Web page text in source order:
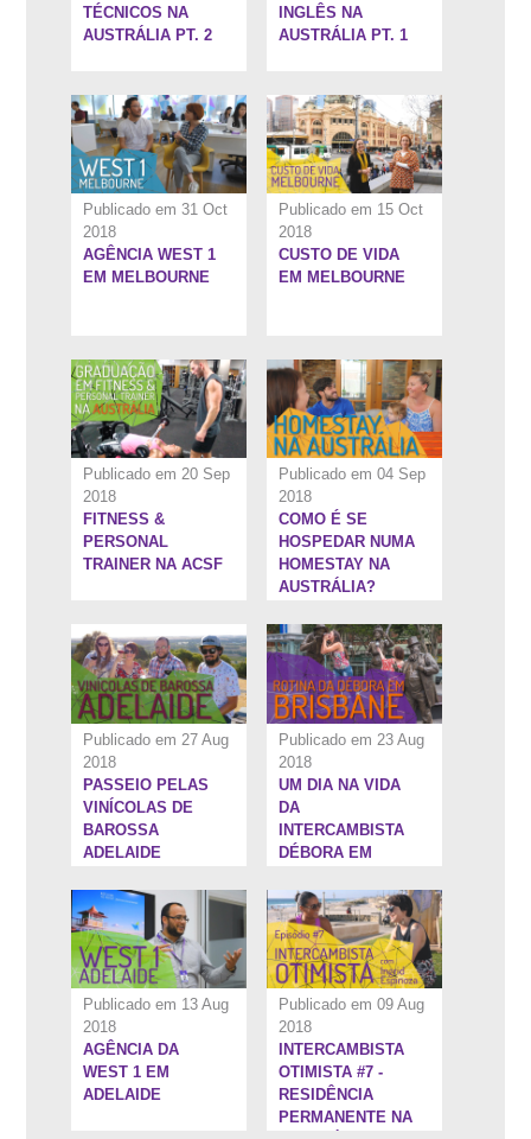
TÉCNICOS NA
AUSTRÁLIA PT. 2
INGLÊS NA
AUSTRÁLIA PT. 1
Publicado em 31 Oct
2018
AGÊNCIA WEST 1
EM MELBOURNE
Publicado em 15 Oct
2018
CUSTO DE VIDA
EM MELBOURNE
Publicado em 20 Sep
2018
5:34''
FITNESS &
PERSONAL
TRAINER NA ACSF
Publicado em 04 Sep
2018
7:22''
COMO É SE
HOSPEDAR NUMA
HOMESTAY NA
AUSTRÁLIA?
Publicado em 27 Aug
2018
PASSEIO PELAS
VINÍCOLAS DE
BAROSSA
ADELAIDE
Publicado em 23 Aug
2018
9:1''
UM DIA NA VIDA
DA
INTERCAMBISTA
DÉBORA EM
Publicado em 13 Aug
2018
AGÊNCIA DA
WEST 1 EM
ADELAIDE
Publicado em 09 Aug
2018
INTERCAMBISTA
OTIMISTA #7 -
RESIDÊNCIA
PERMANENTE NA